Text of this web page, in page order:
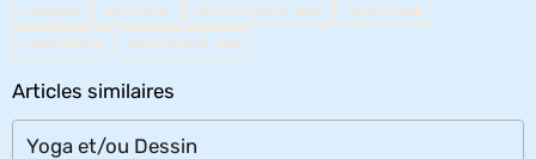
naturgita
naturismo escursionismo nudo
gitanti nudi
naked hiking
escursionisti nudi
Articles similaires
Yoga et/ou Dessin